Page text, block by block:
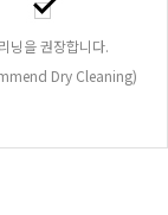
닝을 권장합니다.
Dry Cleaning)